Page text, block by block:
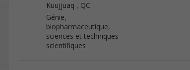
Kuujjuaq , QC
Génie,
biopharmaceutique,
sciences et techniques
scientifiques